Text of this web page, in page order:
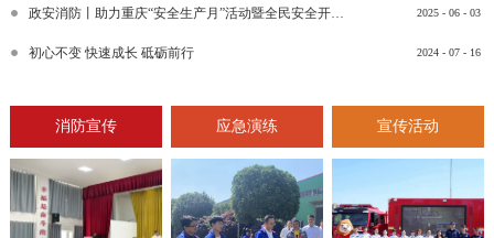
2025 - 06 - 03
政安消防丨助力重庆“安全生产月”活动暨全民安全开放日活动
2024 - 07 - 16
初心不变 快速成长 砥砺前行
消防宣传 应急演练 宣传活动